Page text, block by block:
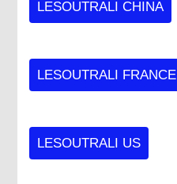
LESOUTRALI CHINA
LESOUTRALI FRANCE
LESOUTRALI US